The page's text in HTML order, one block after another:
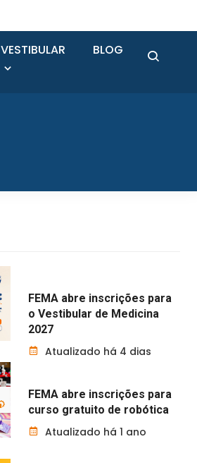
VESTIBULAR BLOG
FEMA abre inscrições para
o Vestibular de Medicina
2027
Atualizado há 4 dias
FEMA abre inscrições para
curso gratuito de robótica
Atualizado há 1 ano